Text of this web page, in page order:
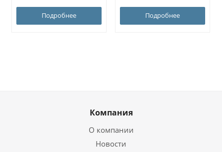
Подробнее Подробнее
Компания
О компании
Новости